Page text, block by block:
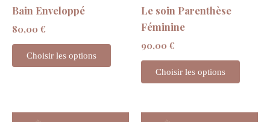
Bain Enveloppé
80,00 €
Choisir les options
Le soin Parenthèse
Féminine
90,00 €
Choisir les options